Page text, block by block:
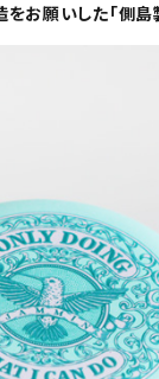
お願いした「側島